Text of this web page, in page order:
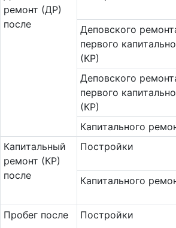
ремонт (ДР)
после
Деповского
первого
(КР)
Деповского
первого
(КР)
Капитального
Ка­пи­таль­ный
ремонт (КР)
после
Постройки
Капитального
Пробег после
Постройки